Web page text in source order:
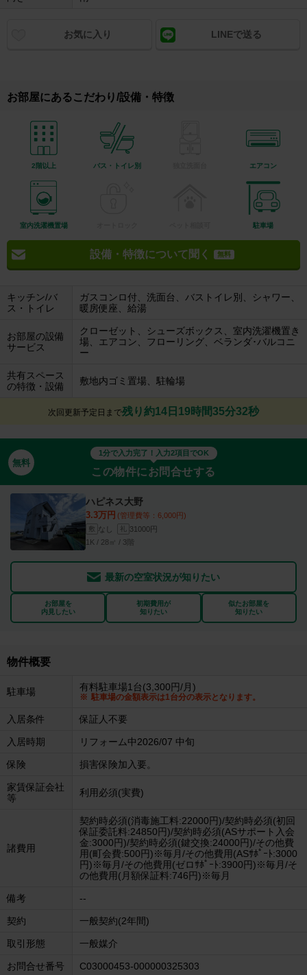
お気に入り LINEで送る
お部屋にあるこだわり/設備・特徴
2階以上 バス・トイレ別 エアコン
室内洗濯機置場 駐車場
設備・特徴について聞く 無料
キッチン/バ
ス・トイレ
ガスコンロ付、洗面台、バストイレ別、シャワー、
暖房便座、給湯
お部屋の設備
サービス
クローゼット、シューズボックス、室内洗濯機置き
場、エアコン、フローリング、ベランダ･バルコニ
ー
共有スペース
の特徴・設備
敷地内ゴミ置場、駐輪場
次回更新予定日まで残り約14日19時間35分31秒
無料
1分で入力完了！入力2項目でOK
この物件にお問合せする
ハピネス大野
3.3万円 (管理費等：6,000円)
敷 なし 礼 31000円
1K / 28㎡ / 3階
最新の空室状況が知りたい
お部屋を
内見したい
初期費用が
知りたい
似たお部屋を
知りたい
物件概要
駐車場 有料駐車場1台(3,300円/月)
駐車場の金額表示は1台分の表示となります。
入居条件 保証人不要
入居時期 リフォーム中2026/07 中旬
保険 損害保険加入要。
家賃保証会社
等
利用必須(実費)
諸費用
契約時必須(消毒施工料:22000円)/契約時必須(初回
保証委託料:24850円)/契約時必須(ASサポート入会
金:3000円)/契約時必須(鍵交換:24000円)/その他費
用(町会費:500円)※毎月/その他費用(ASｻﾎﾟｰﾄ:3000
円)※毎月/その他費用(ゼロｻﾎﾟｰﾄ:3900円)※毎月/そ
の他費用(月額保証料:746円)※毎月
備考 --
契約 一般契約(2年間)
取引形態 一般媒介
お問合せ番号 C03000453-000000325303